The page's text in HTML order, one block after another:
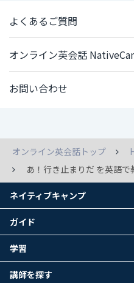
よくあるご質問
オンライン英会話
お問い合わせ
オンライン英会話トップ
あ！行き止まりだ を英語で
ネイティブキャンプ
ガイド
学習
講師を探す